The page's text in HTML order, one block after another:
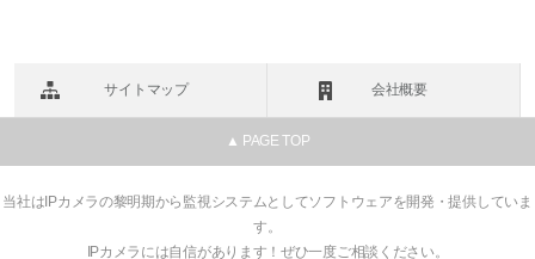
サイトマップ 会社概要
▲ PAGE TOP
当社はIPカメラの黎明期から監視システムとしてソフトウェアを開発・提供していま
す。
IPカメラには自信があります！ぜひ一度ご相談ください。